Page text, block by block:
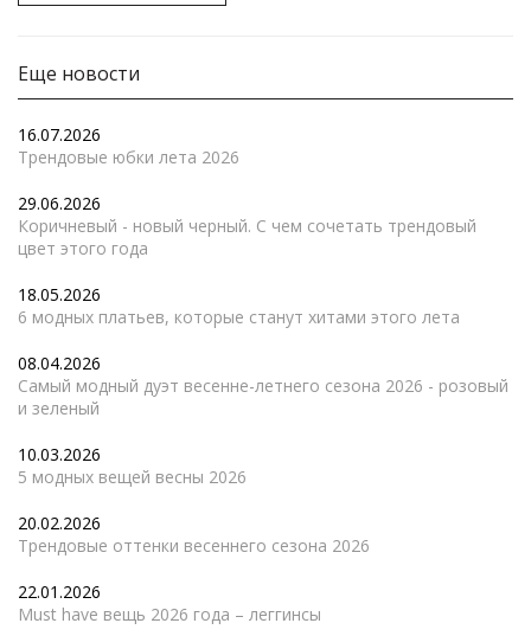
Еще новости
16.07.2026
Трендовые юбки лета 2026
29.06.2026
Коричневый - новый черный. С чем сочетать трендовый
цвет этого года
18.05.2026
6 модных платьев, которые станут хитами этого лета
08.04.2026
Самый модный дуэт весенне-летнего сезона 2026 - розовый
и зеленый
10.03.2026
5 модных вещей весны 2026
20.02.2026
Трендовые оттенки весеннего сезона 2026
22.01.2026
Must have вещь 2026 года – леггинсы